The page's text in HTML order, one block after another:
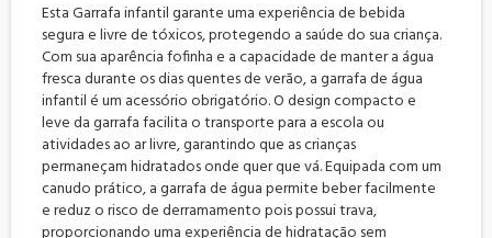
Esta Garrafa infantil garante uma experiência de bebida
segura e livre de tóxicos, protegendo a saúde do sua criança.
Com sua aparência fofinha e a capacidade de manter a água
fresca durante os dias quentes de verão, a garrafa de água
infantil é um acessório obrigatório. O design compacto e
leve da garrafa facilita o transporte para a escola ou
atividades ao ar livre, garantindo que as crianças
permaneçam hidratados onde quer que vá. Equipada com um
canudo prático, a garrafa de água permite beber facilmente
e reduz o risco de derramamento pois possui trava,